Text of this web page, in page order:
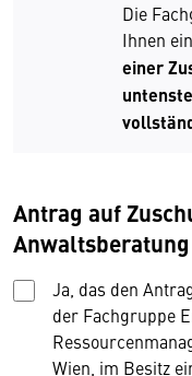
Die
Ihnen
einer
Antrag auf
Anwaltsberatung
Ja, das den
der Fachgruppe
Wien, im Besitz